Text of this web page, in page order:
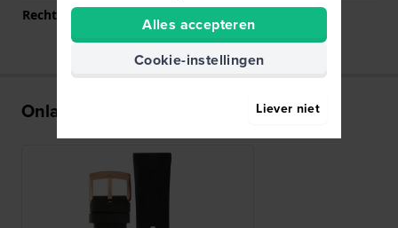
Rechte bandaanzet
Onlangs bekeken
Alles accepteren
Cookie-instellingen
Liever niet